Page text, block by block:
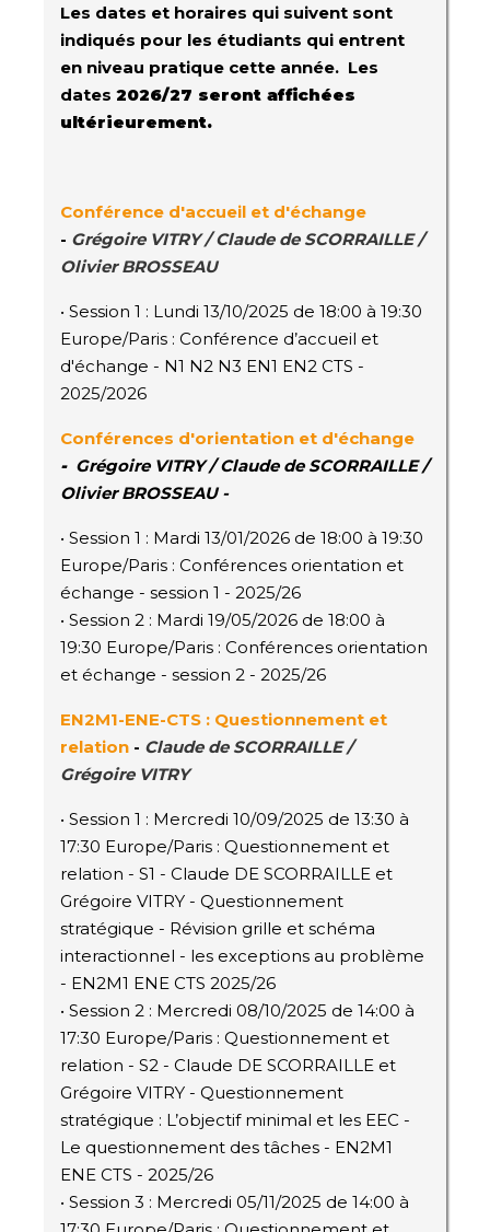
Les dates et horaires qui suivent sont
indiqués pour les étudiants qui entrent
en niveau pratique cette année. Les
dates 2026/27 seront affichées
ultérieurement.
Conférence d'accueil et d'échange
- Grégoire VITRY / Claude de SCORRAILLE /
Olivier BROSSEAU
• Session 1 : Lundi 13/10/2025 de 18:00 à 19:30
Europe/Paris : Conférence d’accueil et
d'échange - N1 N2 N3 EN1 EN2 CTS -
2025/2026
Conférences d'orientation et d'échange
- Grégoire VITRY / Claude de SCORRAILLE /
Olivier BROSSEAU -
• Session 1 : Mardi 13/01/2026 de 18:00 à 19:30
Europe/Paris : Conférences orientation et
échange - session 1 - 2025/26
• Session 2 : Mardi 19/05/2026 de 18:00 à
19:30 Europe/Paris : Conférences orientation
et échange - session 2 - 2025/26
EN2M1-ENE-CTS : Questionnement et
relation - Claude de SCORRAILLE /
Grégoire VITRY
• Session 1 : Mercredi 10/09/2025 de 13:30 à
17:30 Europe/Paris : Questionnement et
relation - S1 - Claude DE SCORRAILLE et
Grégoire VITRY - Questionnement
stratégique - Révision grille et schéma
interactionnel - les exceptions au problème
- EN2M1 ENE CTS 2025/26
• Session 2 : Mercredi 08/10/2025 de 14:00 à
17:30 Europe/Paris : Questionnement et
relation - S2 - Claude DE SCORRAILLE et
Grégoire VITRY - Questionnement
stratégique : L’objectif minimal et les EEC -
Le questionnement des tâches - EN2M1
ENE CTS - 2025/26
• Session 3 : Mercredi 05/11/2025 de 14:00 à